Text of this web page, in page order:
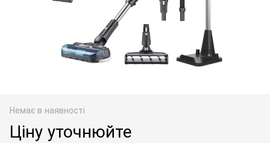
Немає в наявності
Ціну уточнюйте